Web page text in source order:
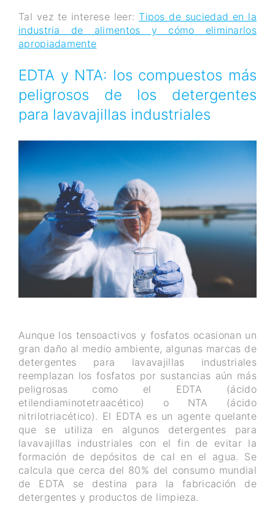
Tal vez te interese leer:Tipos de suciedad en la
industria de alimentos y cómo eliminarlos
apropiadamente
EDTA y NTA: los compuestos más
peligrosos de los detergentes
para lavavajillas industriales
Aunque los tensoactivos y fosfatos ocasionan un
gran daño al medio ambiente, algunas marcas de
detergentes para lavavajillas industriales
reemplazan los fosfatos por sustancias aún más
peligrosas como el EDTA (ácido
etilendiaminotetraacético) o NTA (ácido
nitrilotriacético). El EDTA es un agente quelante
que se utiliza en algunos detergentes para
lavavajillas industriales con el fin de evitar la
formación de depósitos de cal en el agua. Se
calcula que cerca del 80% del consumo mundial
de EDTA se destina para la fabricación de
detergentes y productos de limpieza.